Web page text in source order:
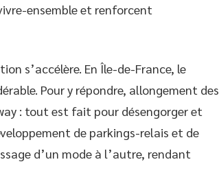
ensemble et renforcent
s’accélère. En Île-de-France, le
Pour y répondre, allongement des
: tout est fait pour désengorger et
de parkings-relais et de
d’un mode à l’autre, rendant